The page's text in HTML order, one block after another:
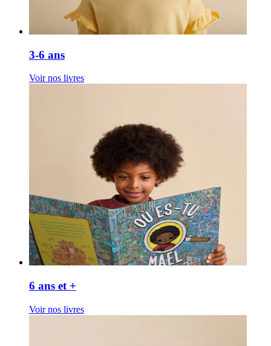
3-6 ans
Voir nos livres
6 ans et +
Voir nos livres